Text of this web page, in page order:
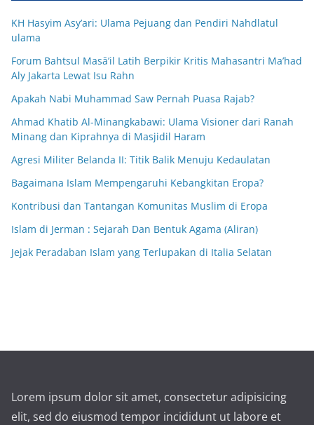
KH Hasyim Asy’ari: Ulama Pejuang dan Pendiri Nahdlatul
ulama
Forum Bahtsul Masā’il Latih Berpikir Kritis Mahasantri Ma’had
Aly Jakarta Lewat Isu Rahn
Apakah Nabi Muhammad Saw Pernah Puasa Rajab?
Ahmad Khatib Al-Minangkabawi: Ulama Visioner dari Ranah
Minang dan Kiprahnya di Masjidil Haram
Agresi Militer Belanda II: Titik Balik Menuju Kedaulatan
Bagaimana Islam Mempengaruhi Kebangkitan Eropa?
Kontribusi dan Tantangan Komunitas Muslim di Eropa
Islam di Jerman : Sejarah Dan Bentuk Agama (Aliran)
Jejak Peradaban Islam yang Terlupakan di Italia Selatan
Lorem ipsum dolor sit amet, consectetur adipisicing
elit, sed do eiusmod tempor incididunt ut labore et